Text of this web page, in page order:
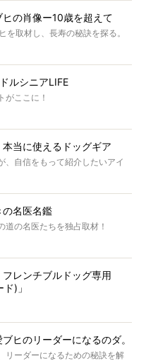
ヒの肖像ー10歳を超えて
を取材し、長寿の秘訣を探る。
ルシニアLIFE
がここに！
本当に使えるドッグギア
、自信をもって紹介したいアイ
の名医名鑑
の名医たちを独占取材！
フレンチブルドッグ専用
)」
ヒのリーダーになるのダ。
リーダーになるための秘訣を解